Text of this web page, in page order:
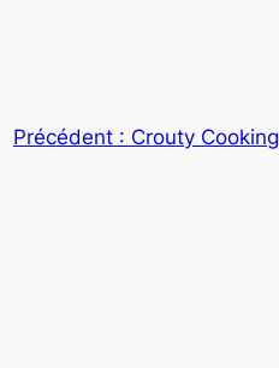
Précédent : Crouty Cooking